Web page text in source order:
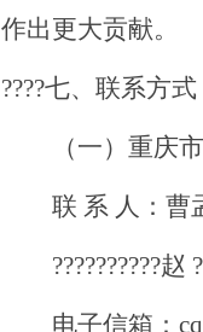
作出更大贡献。
????七、 联系方式
（一）重庆市
联 系 人：曹
??????????赵 ?
电子信箱：